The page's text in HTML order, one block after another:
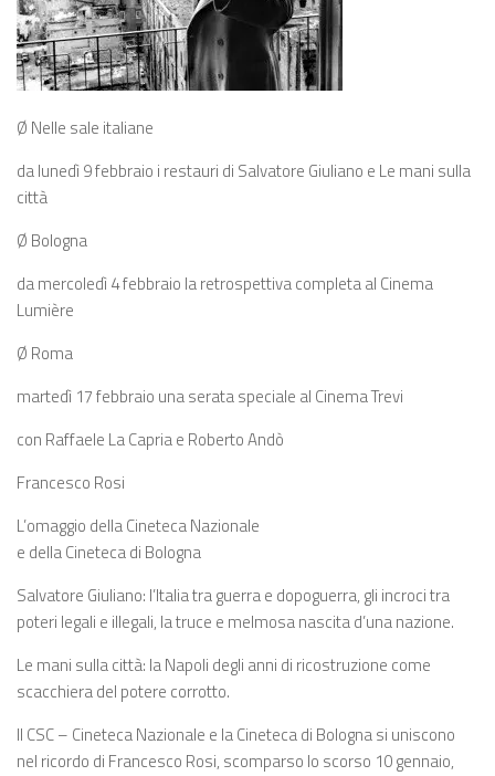
Ø Nelle sale italiane
da lunedì 9 febbraio i restauri di Salvatore Giuliano e Le mani sulla
città
Ø Bologna
da mercoledì 4 febbraio la retrospettiva completa al Cinema
Lumière
Ø Roma
martedì 17 febbraio una serata speciale al Cinema Trevi
con Raffaele La Capria e Roberto Andò
Francesco Rosi
L’omaggio della Cineteca Nazionale
e della Cineteca di Bologna
Salvatore Giuliano: l’Italia tra guerra e dopoguerra, gli incroci tra
poteri legali e illegali, la truce e melmosa nascita d’una nazione.
Le mani sulla città: la Napoli degli anni di ricostruzione come
scacchiera del potere corrotto.
Il CSC – Cineteca Nazionale e la Cineteca di Bologna si uniscono
nel ricordo di Francesco Rosi, scomparso lo scorso 10 gennaio,